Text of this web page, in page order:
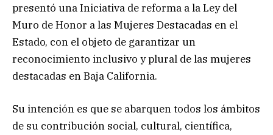
presentó una Iniciativa de reforma a la Ley del
Muro de Honor a las Mujeres Destacadas en el
Estado, con el objeto de garantizar un
reconocimiento inclusivo y plural de las mujeres
destacadas en Baja California.
Su intención es que se abarquen todos los ámbitos
de su contribución social, cultural, científica,